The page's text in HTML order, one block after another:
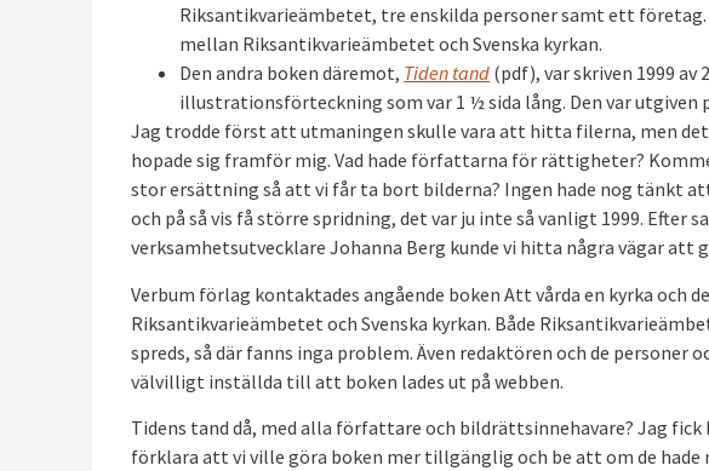
Riksantikvarieämbetet, tre enskilda personer samt ett
mellan Riksantikvarieämbetet och Svenska kyrkan.
Den andra boken däremot, Tiden tand (pdf), var skriven 1999
illustrationsförteckning som var 1 ½ sida lång. Den var
Jag trodde först att utmaningen skulle vara att hitta filerna, men det
hopade sig framför mig. Vad hade författarna för rättigheter?
stor ersättning så att vi får ta bort bilderna? Ingen hade nog tänkt
och på så vis få större spridning, det var ju inte så vanligt 1999. Efter
verksamhetsutvecklare Johanna Berg kunde vi hitta några vägar att
Verbum förlag kontaktades angående boken Att vårda en kyrka och
Riksantikvarieämbetet och Svenska kyrkan. Både
spreds, så där fanns inga problem. Även redaktören och de
välvilligt inställda till att boken lades ut på webben.
Tidens tand då, med alla författare och bildrättsinnehavare? Jag
förklara att vi ville göra boken mer tillgänglig och be att om de